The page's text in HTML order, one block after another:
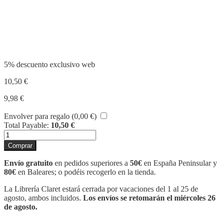
5% descuento exclusivo web
10,50 €
9,98 €
Envolver para regalo (0,00 €)
Total Payable: 10,50 €
GRAMATICA
LATINA
cantidad
Comprar
Envío gratuito en pedidos superiores a 50€ en España Peninsular y
80€ en Baleares; o podéis recogerlo en la tienda.
La Librería Claret estará cerrada por vacaciones del 1 al 25 de
agosto, ambos incluidos. Los envíos se retomarán el miércoles 26
de agosto.